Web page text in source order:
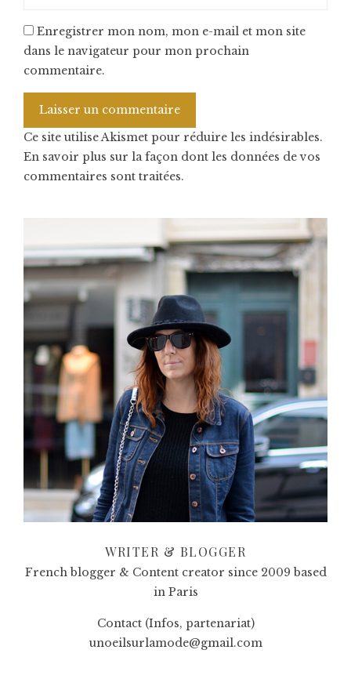
Enregistrer mon nom, mon e-mail et mon site
dans le navigateur pour mon prochain
commentaire.
Ce site utilise Akismet pour réduire les indésirables.
En savoir plus sur la façon dont les données de vos
commentaires sont traitées.
WRITER & BLOGGER
French blogger & Content creator since 2009 based
in Paris
Contact (Infos, partenariat)
unoeilsurlamode@gmail.com